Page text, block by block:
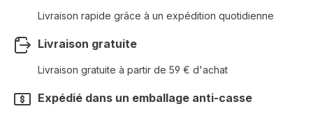
Livraison rapide grâce à un expédition quotidienne
Livraison gratuite
Livraison gratuite à partir de 59 € d'achat
Expédié dans un emballage anti-casse